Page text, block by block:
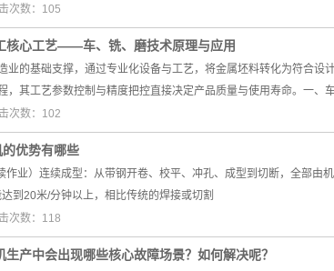
次数：105
核心工艺——车、铣、磨技术原理与应用
业的基础支撑，通过专业化设备与工艺，将金属坯料转化为符合设
，其工艺参数控制与精度把控直接决定产品质量与使用寿命。一、
次数：102
优势有哪些
作业）连续成型：从带钢开卷、校平、冲孔、成型到切断，全部
到20米/分钟以上，相比传统的焊接或切割
次数：118
生产中会出现哪些核心故障场景？如何解决呢？